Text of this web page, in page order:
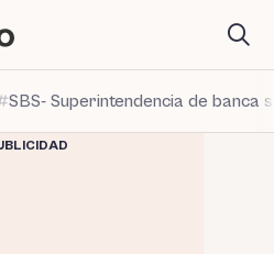
SBS- Superintendencia de banca